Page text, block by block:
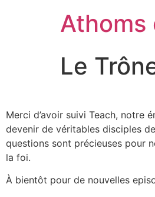
Athoms
Le
Merci d’avoir suivi Teach, notre
devenir de véritables disciples
questions sont précieuses pour
la foi.
À bientôt pour de nouvelles